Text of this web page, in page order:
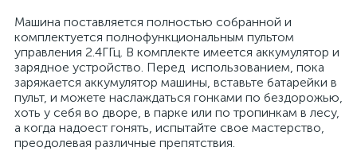
Машина поставляется полностью собранной и
комплектуется полнофункциональным пультом
управления 2.4ГГц. В комплекте имеется аккумулятор и
зарядное устройство. Перед использованием, пока
заряжается аккумулятор машины, вставьте батарейки в
пульт, и можете наслаждаться гонками по бездорожью,
хоть у себя во дворе, в парке или по тропинкам в лесу,
а когда надоест гонять, испытайте свое мастерство,
преодолевая различные препятствия.